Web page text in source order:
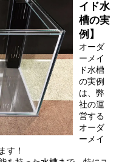
イド水
槽の実
例】
オーダ
ーメイ
ド水槽
の実例
は、弊
社の運
営する
オーダ
ーメイ
す！